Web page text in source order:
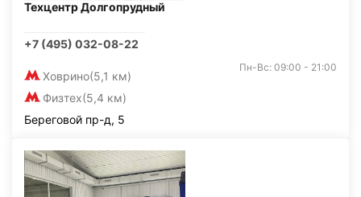
Техцентр Долгопрудный
+7 (495) 032-08-22
Ховрино(5,1 км)
Физтех(5,4 км)
Пн-Вс: 09:00 - 21:00
Береговой пр-д, 5